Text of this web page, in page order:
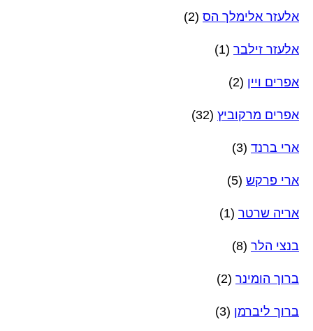
אלעזר אלימלך הס (2)
אלעזר זילבר (1)
אפרים ויין (2)
אפרים מרקוביץ (32)
ארי ברנד (3)
ארי פרקש (5)
אריה שרטר (1)
בנצי הלר (8)
ברוך הומינר (2)
ברוך ליברמן (3)